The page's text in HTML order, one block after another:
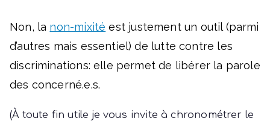
Non, la non-mixité est justement un outil (parmi
d’autres mais essentiel) de lutte contre les
discriminations: elle permet de libérer la parole
des concerné.e.s.
(À toute fin utile je vous invite à chronométrer le